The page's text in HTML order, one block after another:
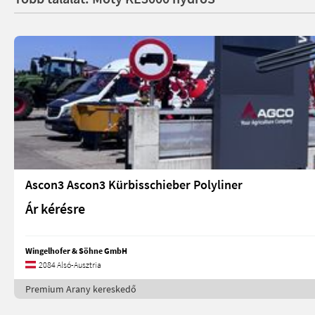
Ascon3 Ascon3 Kürbisschieber Polyliner
Ár kérésre
Wingelhofer & Söhne GmbH
2084 Alsó-Ausztria
Premium Arany kereskedő